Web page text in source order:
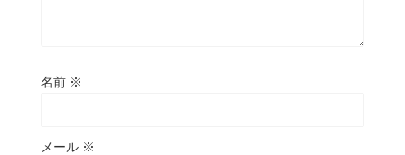
名前 ※
メール ※